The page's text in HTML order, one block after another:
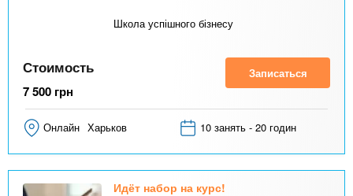
Школа успішного бізнесу
Стоимость
7 500 грн
Записаться
Онлайн Харьков 10 занять - 20 годин
Идёт набор на курс!